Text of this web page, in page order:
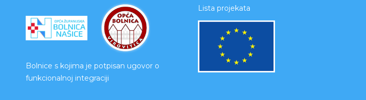
Bolnice s kojima je potpisan ugovor o
funkcionalnoj integraciji
Lista projekata